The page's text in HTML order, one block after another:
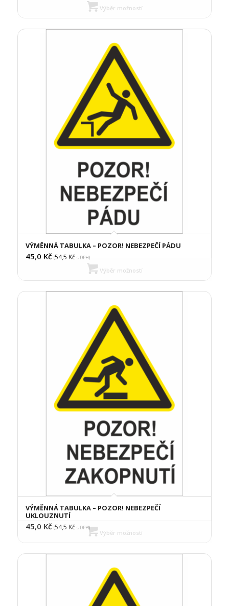
Výběr možností
VÝMĚNNÁ TABULKA – POZOR! NEBEZPEČÍ PÁDU
45,0 Kč (54,5 Kčs DPH)
Výběr možností
VÝMĚNNÁ TABULKA – POZOR! NEBEZPEČÍ
UKLOUZNUTÍ
45,0 Kč (54,5 Kč s DPH)
Výběr možností